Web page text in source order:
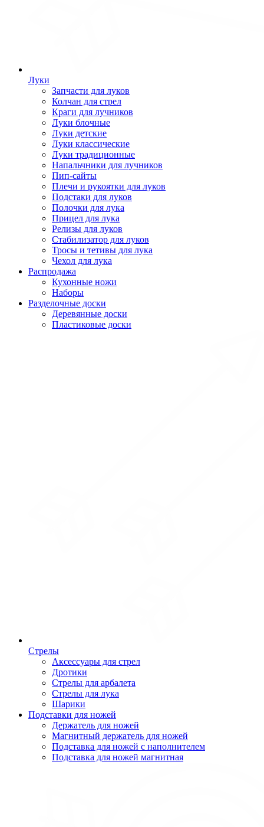
Луки
Запчасти для луков
Колчан для стрел
Краги для лучников
Луки блочные
Луки детские
Луки классические
Луки традиционные
Напальчники для лучников
Пип-сайты
Плечи и рукоятки для луков
Подстаки для луков
Полочки для лука
Прицел для лука
Релизы для луков
Стабилизатор для луков
Тросы и тетивы для лука
Чехол для лука
Распродажа
Кухонные ножи
Наборы
Разделочные доски
Деревянные доски
Пластиковые доски
Стрелы
Аксессуары для стрел
Дротики
Стрелы для арбалета
Стрелы для лука
Шарики
Подставки для ножей
Держатель для ножей
Магнитный держатель для ножей
Подставка для ножей с наполнителем
Подставка для ножей магнитная